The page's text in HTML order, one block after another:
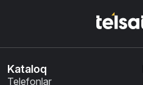
Kataloq
Telefonlar